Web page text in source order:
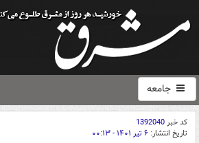
جامعه
کد خبر1392040
تاریخ انتشار: ۶ تیر ۱۴۰۱ - ۰۰:۱۳